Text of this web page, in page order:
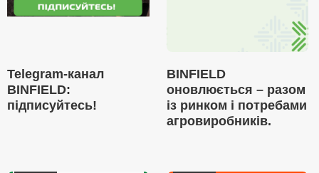
Telegram-канал
BINFIELD:
підписуйтесь!
BINFIELD
оновлюється – разом
із ринком і потребами
агровиробників.